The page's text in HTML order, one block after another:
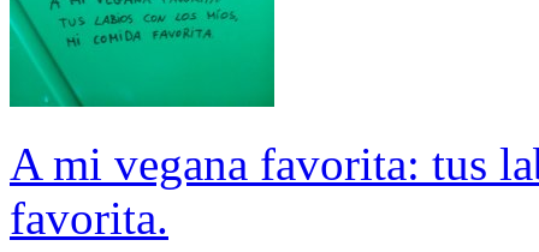
A mi vegana favorita: tus
favorita.